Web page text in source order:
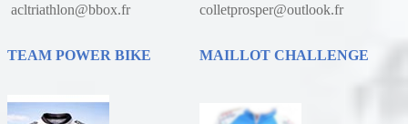
acltriathlon@bbox.fr
colletprosper@outlook.fr
TEAM POWER BIKE MAILLOT CHALLENGE